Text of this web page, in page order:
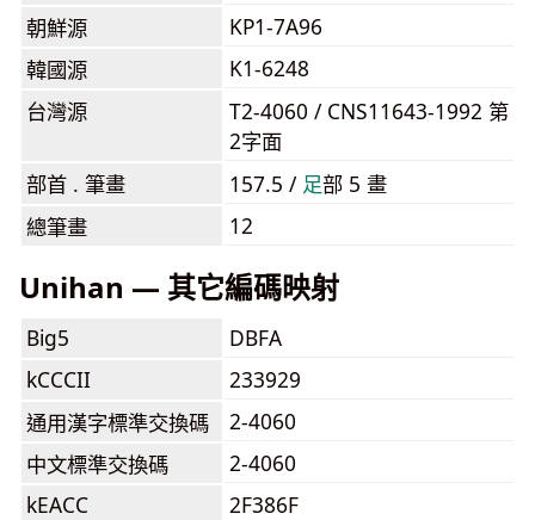
朝鮮源
KP1-7A96
韓國源
K1-6248
台灣源
T2-4060 / CNS11643-1992 第
2字面
部首 . 筆畫
157.5 / ⾜部 5 畫
總筆畫
12
Unihan — 其它編碼映射
Big5
DBFA
kCCCII
233929
通用漢字標準交換碼
2-4060
中文標準交換碼
2-4060
kEACC
2F386F